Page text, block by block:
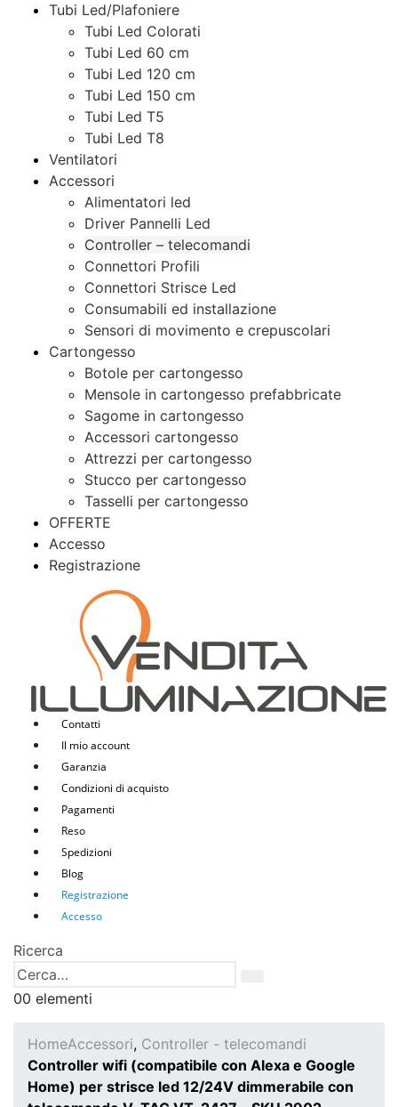
Tubi Led/Plafoniere
Tubi Led Colorati
Tubi Led 60 cm
Tubi Led 120 cm
Tubi Led 150 cm
Tubi Led T5
Tubi Led T8
Ventilatori
Accessori
Alimentatori led
Driver Pannelli Led
Controller – telecomandi
Connettori Profili
Connettori Strisce Led
Consumabili ed installazione
Sensori di movimento e crepuscolari
Cartongesso
Botole per cartongesso
Mensole in cartongesso prefabbricate
Sagome in cartongesso
Accessori cartongesso
Attrezzi per cartongesso
Stucco per cartongesso
Tasselli per cartongesso
OFFERTE
Accesso
Registrazione
Contatti
Il mio account
Garanzia
Condizioni di acquisto
Pagamenti
Reso
Spedizioni
Blog
Registrazione
Accesso
Ricerca
00 elementi
HomeAccessori, Controller - telecomandi
Controller wifi (compatibile con Alexa e Google
Home) per strisce led 12/24V dimmerabile con